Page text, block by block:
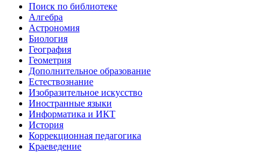
Поиск по библиотеке
Алгебра
Астрономия
Биология
География
Геометрия
Дополнительное образование
Естествознание
Изобразительное искусство
Иностранные языки
Информатика и ИКТ
История
Коррекционная педагогика
Краеведение